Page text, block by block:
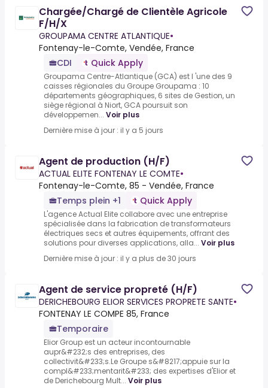
Chargée/Chargé de Clientèle Agricole
F/H/X
GROUPAMA CENTRE ATLANTIQUE•
Fontenay-le-Comte, Vendée, France
CDI
Quick Apply
Groupama Centre-Atlantique (GCA) est l 'une des 9
caisses régionales du Groupe Groupama : 10
départements géographiques, 6 sites de Gestion, un
siège régional à Niort, GCA poursuit son
développemen... Voir plus
Dernière mise à jour : il y a 5 jours
Agent de production (H/F)
ACTUAL ELITE FONTENAY LE COMTE•
Fontenay-le-Comte, 85 - Vendée, France
Temps plein +1
Quick Apply
L'agence Actual Elite collabore avec une entreprise
spécialisée dans la fabrication de transformateurs
électriques secs et autres équipements, offrant des
solutions pour diverses applications, alla... Voir plus
Dernière mise à jour : il y a plus de 30 jours
Agent de service propreté (H/F)
DERICHEBOURG ELIOR SERVICES PROPRETE SANTE•
FONTENAY LE COMPE 85, France
Temporaire
Elior Group est un acteur incontournable
aupr&#232;s des entreprises, des
collectivit&#233;s.Le Groupe s&#8217;appuie sur la
compl&#233;mentarit&#233; des expertises d'Elior et
de Derichebourg Mult... Voir plus